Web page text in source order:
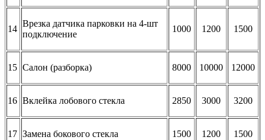
14
Врезка датчика парковки на 4-шт
подключение
1000 1200 1500
15 Салон (разборка) 8000 10000 12000
16 Вклейка лобового стекла 2850 3000 3200
17 Замена бокового стекла 1500 1200 1500